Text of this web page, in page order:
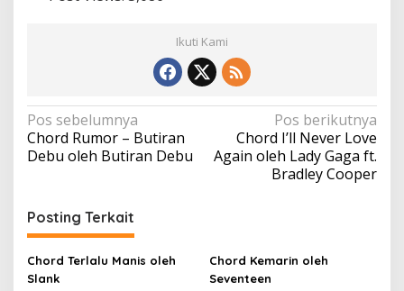
Ikuti Kami
N
a
g
a
s
Pos sebelumnya
Chord Rumor – Butiran
Debu oleh Butiran Debu
Pos berikutnya
Chord I’ll Never Love
Again oleh Lady Gaga ft.
Bradley Cooper
Posting Terkait
Chord Terlalu Manis oleh
Slank
Chord Kemarin oleh
Seventeen